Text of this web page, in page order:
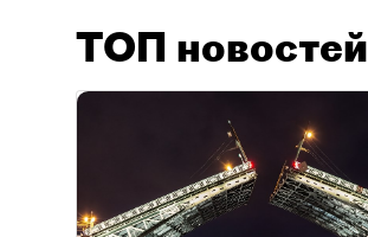
ТОП новостей